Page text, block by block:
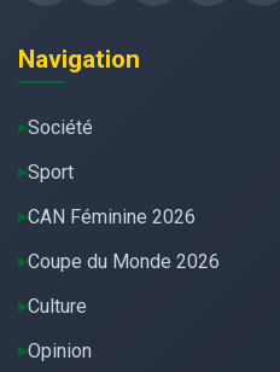
Navigation
Société
Sport
CAN Féminine 2026
Coupe du Monde 2026
Culture
Opinion